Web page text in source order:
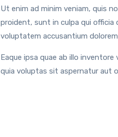
Ut enim ad minim veniam, quis
proident, sunt in culpa qui officia
voluptatem accusantium
Eaque ipsa quae ab illo
quia voluptas sit aspernatur aut